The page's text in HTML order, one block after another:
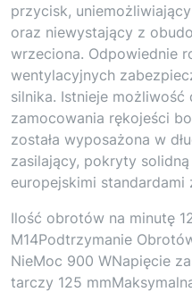
przycisk,
oraz niewystający z
wrzeciona. Odpowiednie
wentylacyjnych
silnika. Istnieje
zamocowania rękojeści
została wyposażona w
zasilający, pokryty
europejskimi
Ilość obrotów na minutę
M14Podtrzymanie
NieMoc 900 WNapięcie
tarczy 125